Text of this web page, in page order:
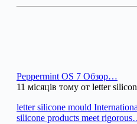
Peppermint OS 7 Обзор…
11 місяців тому от letter
letter silicone mould
silicone products meet